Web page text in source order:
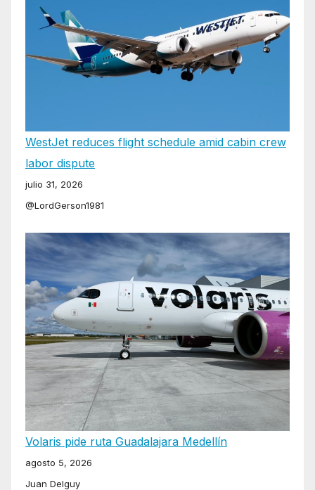
WestJet reduces flight schedule amid cabin crew
labor dispute
julio 31, 2026
@LordGerson1981
Volaris pide ruta Guadalajara Medellín
agosto 5, 2026
Juan Delguy